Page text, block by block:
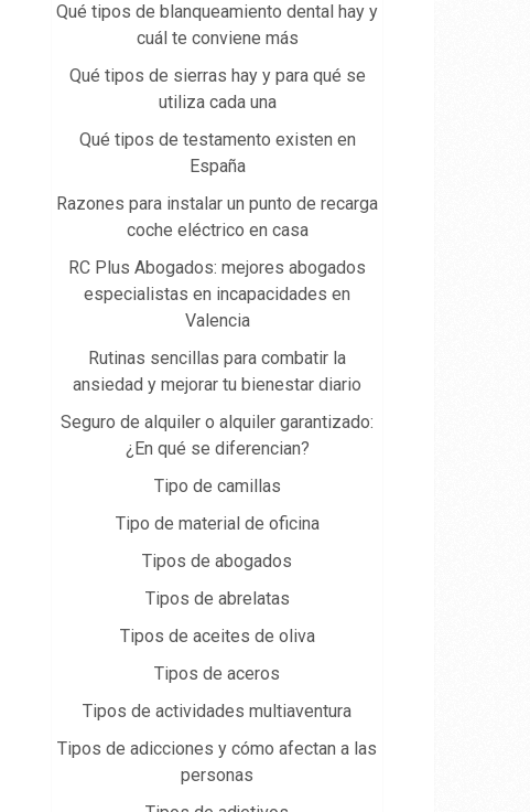
Qué tipos de blanqueamiento dental hay y
cuál te conviene más
Qué tipos de sierras hay y para qué se
utiliza cada una
Qué tipos de testamento existen en
España
Razones para instalar un punto de recarga
coche eléctrico en casa
RC Plus Abogados: mejores abogados
especialistas en incapacidades en
Valencia
Rutinas sencillas para combatir la
ansiedad y mejorar tu bienestar diario
Seguro de alquiler o alquiler garantizado:
¿En qué se diferencian?
Tipo de camillas
Tipo de material de oficina
Tipos de abogados
Tipos de abrelatas
Tipos de aceites de oliva
Tipos de aceros
Tipos de actividades multiaventura
Tipos de adicciones y cómo afectan a las
personas